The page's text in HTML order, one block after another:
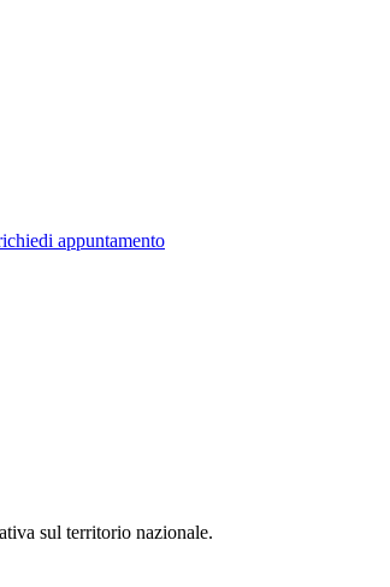
sul territorio nazionale.